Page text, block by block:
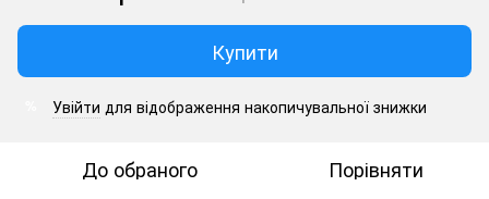
Купити
Увійти для відображення накопичувальної знижки
До обраного Порівняти